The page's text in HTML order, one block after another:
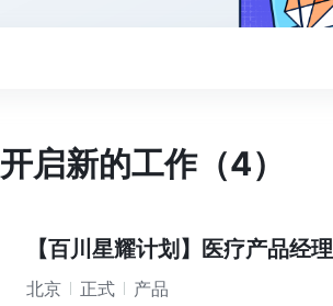
开启新的工作（4）
【百川星耀计划】医疗产品经理
北京 正式 产品